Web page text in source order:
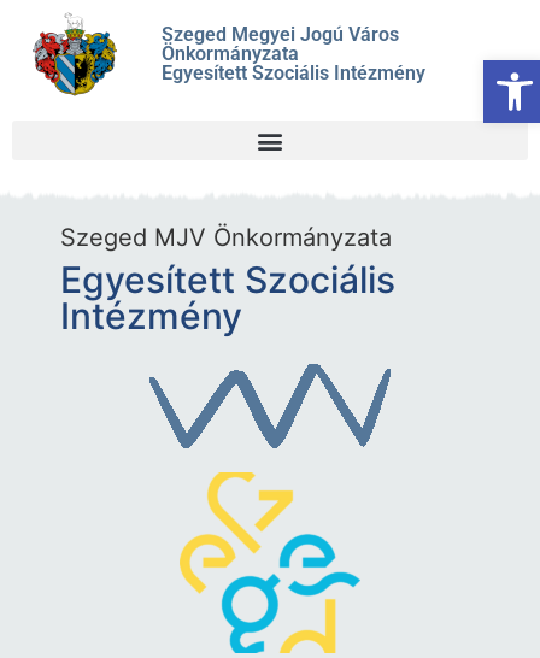
Szeged Megyei Jogú Város
Önkormányzata
Egyesített Szociális Intézmény
Szeged MJV Önkormányzata
Egyesített Szociális
Intézmény